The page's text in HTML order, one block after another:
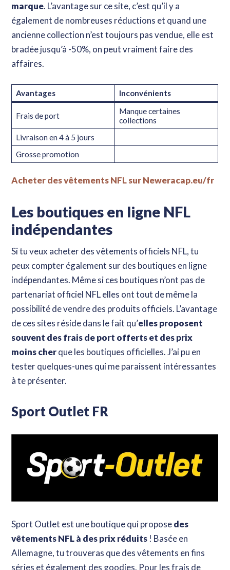
marque. L’avantage sur ce site, c’est qu’il y a
également de nombreuses réductions et quand une
ancienne collection n’est toujours pas vendue, elle est
bradée jusqu’à -50%, on peut vraiment faire des
affaires.
Avantages Inconvénients
Frais de port
Manque certaines
collections
Livraison en 4 à 5 jours
Grosse promotion
Acheter des vêtements NFL sur Neweracap.eu/fr
Les boutiques en ligne NFL
indépendantes
Si tu veux acheter des vêtements officiels NFL, tu
peux compter également sur des boutiques en ligne
indépendantes. Même si ces boutiques n’ont pas de
partenariat officiel NFL elles ont tout de même la
possibilité de vendre des produits officiels. L’avantage
de ces sites réside dans le fait qu’elles proposent
souvent des frais de port offerts et des prix
moins cherque les boutiques officielles. J’ai pu en
tester quelques-unes qui me paraissent intéressantes
à te présenter.
Sport Outlet FR
Sport Outlet est une boutique qui proposedes
vêtements NFL à des prix réduits ! Basée en
Allemagne, tu trouveras que des vêtements en fins
séries et également des goodies. Pour les frais de
?